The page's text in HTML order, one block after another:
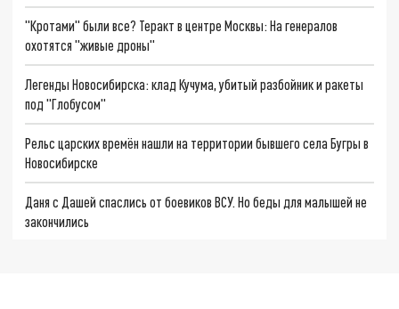
"Кротами" были все? Теракт в центре Москвы: На генералов
охотятся "живые дроны"
Легенды Новосибирска: клад Кучума, убитый разбойник и ракеты
под "Глобусом"
Рельс царских времён нашли на территории бывшего села Бугры в
Новосибирске
Даня с Дашей спаслись от боевиков ВСУ. Но беды для малышей не
закончились